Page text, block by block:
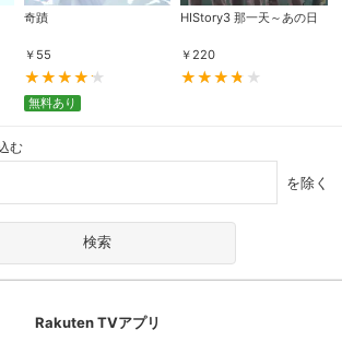
奇蹟
￥ 55
無料あり
HIStory3 那一天～あの日
￥ 220
む
を除く
Rakuten TVアプリ